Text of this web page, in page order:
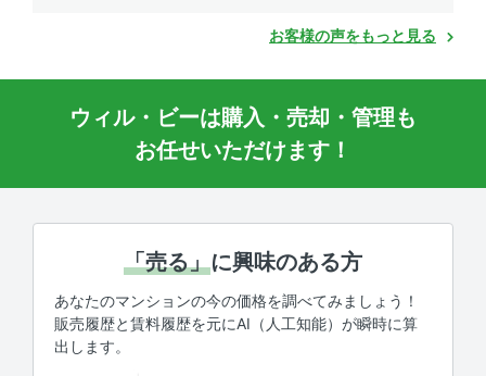
お客様の声をもっと見る
ウィル・ビーは購入・売却・管理も
お任せいただけます！
「売る」に興味のある方
あなたのマンションの今の価格を調べてみましょう！
販売履歴と賃料履歴を元にAI（人工知能）が瞬時に算
出します。